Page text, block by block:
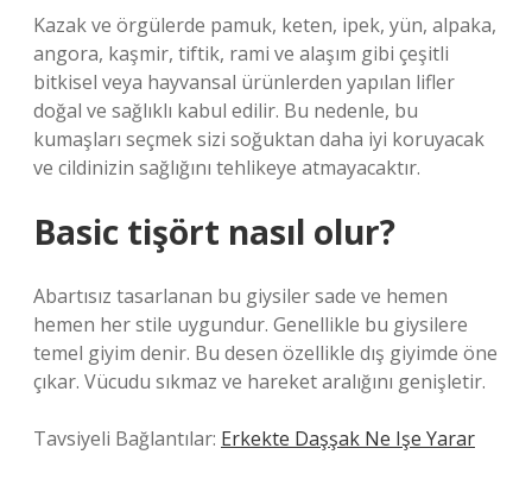
Kazak ve örgülerde pamuk, keten, ipek, yün, alpaka,
angora, kaşmir, tiftik, rami ve alaşım gibi çeşitli
bitkisel veya hayvansal ürünlerden yapılan lifler
doğal ve sağlıklı kabul edilir. Bu nedenle, bu
kumaşları seçmek sizi soğuktan daha iyi koruyacak
ve cildinizin sağlığını tehlikeye atmayacaktır.
Basic tişört nasıl olur?
Abartısız tasarlanan bu giysiler sade ve hemen
hemen her stile uygundur. Genellikle bu giysilere
temel giyim denir. Bu desen özellikle dış giyimde öne
çıkar. Vücudu sıkmaz ve hareket aralığını genişletir.
Tavsiyeli Bağlantılar: Erkekte Daşşak Ne Işe Yarar